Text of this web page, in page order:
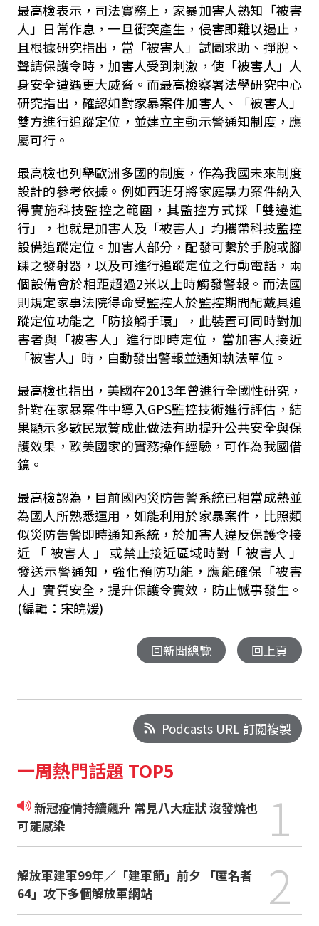
最高檢表示，司法實務上，家暴加害人熟知「被害
人」日常作息，一旦衝突產生，侵害即難以遏止，
且根據研究指出，當「被害人」試圖求助、掙脫、
聲請保護令時，加害人受到刺激，使「被害人」人
身安全遭遇更大威脅。而最高檢察署法學研究中心
研究指出，確認如對家暴案件加害人、「被害人」
雙方進行追蹤定位，並建立主動示警通知制度，應
屬可行。
最高檢也列舉歐洲多國的制度，作為我國未來制度
設計的參考依據。例如西班牙將家庭暴力案件納入
得實施科技監控之範圍，其監控方式採「雙邊進
行」，也就是加害人及「被害人」均攜帶科技監控
設備追蹤定位。加害人部分，配發可繫於手腕或腳
踝之發射器，以及可進行追蹤定位之行動電話，兩
個設備會於相距超過2米以上時觸發警報。而法國
則規定家事法院得命受監控人於監控期間配戴具追
蹤定位功能之「防接觸手環」，此裝置可同時對加
害者與「被害人」進行即時定位，當加害人接近
「被害人」時，自動發出警報並通知執法單位。
最高檢也指出，美國在2013年曾進行全國性研究，
針對在家暴案件中導入GPS監控技術進行評估，結
果顯示多數民眾贊成此做法有助提升公共安全與保
護效果，歐美國家的實務操作經驗，可作為我國借
鏡。
最高檢認為，目前國內災防告警系統已相當成熟並
為國人所熟悉運用，如能利用於家暴案件，比照類
似災防告警即時通知系統，於加害人違反保護令接
近 「 被害人 」 或禁止接近區域時對「 被害人 」
發送示警通知，強化預防功能，應能確保「被害
人」實質安全，提升保護令實效，防止憾事發生。
(編輯：宋皖媛)
回新聞總覽 回上頁
Podcasts URL 訂閱複製
一周熱門話題 TOP5
新冠疫情持續飆升 常見八大症狀 沒發燒也
可能感染
1
解放軍建軍99年／「建軍節」前夕 「匿名者
64」攻下多個解放軍網站
2